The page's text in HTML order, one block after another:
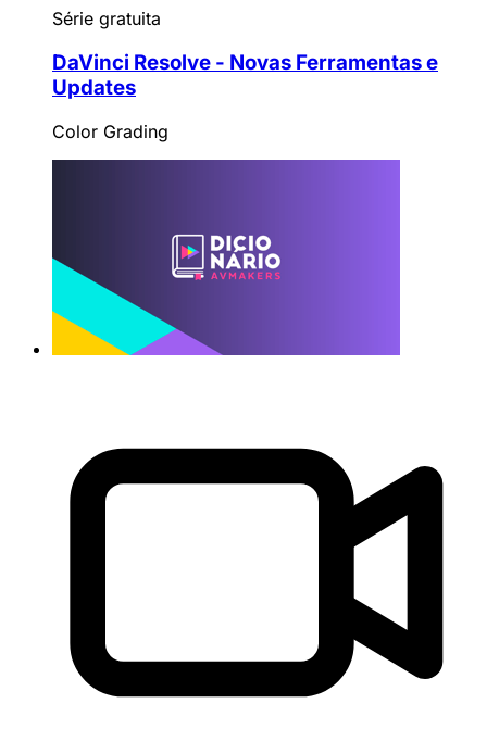
Série gratuita
DaVinci Resolve - Novas Ferramentas e
Updates
Color Grading